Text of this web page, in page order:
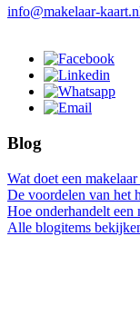
info@makelaar-
Blog
Wat doet een
De voordelen van het
Hoe onderhandelt een
Alle blogitems